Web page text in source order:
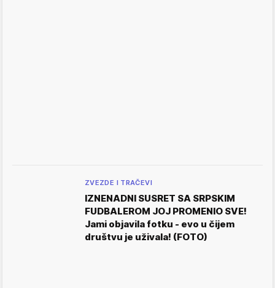
ZVEZDE I TRAČEVI
IZNENADNI SUSRET SA SRPSKIM
FUDBALEROM JOJ PROMENIO SVE!
Jami objavila fotku - evo u čijem
društvu je uživala! (FOTO)